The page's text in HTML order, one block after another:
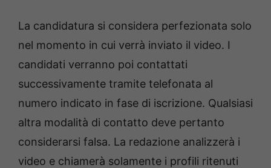
La candidatura si considera perfezionata solo
nel momento in cui verrà inviato il video. I
candidati verranno poi contattati
successivamente tramite telefonata al
numero indicato in fase di iscrizione. Qualsiasi
altra modalità di contatto deve pertanto
considerarsi falsa. La redazione analizzerà i
video e chiamerà solamente i profili ritenuti